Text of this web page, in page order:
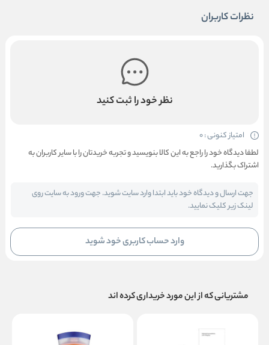
نظرات کاربران
نظر خود را ثبت کنید
امتیاز کنونی : 0
لطفا دیدگاه خود را راجع به این کالا بنویسید و تجربه خریدتان را با سایر کاربران به
اشتراک بگذارید.
جهت ارسال و دیدگاه خود باید ابتدا وارد سایت شوید. جهت ورود به سایت روی
لینک زیر کلیک نمایید.
وارد حساب کاربری خود شوید
مشتریانی که از این مورد خریداری کرده اند